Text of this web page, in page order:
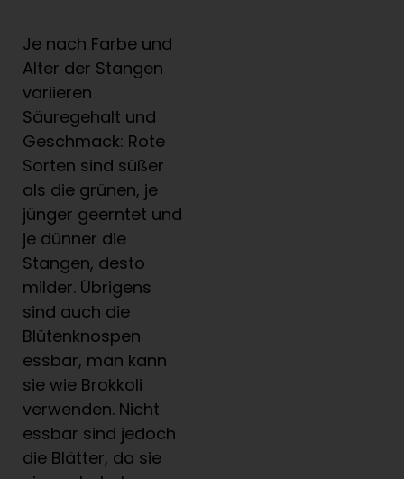
Je nach Farbe und
Alter der Stangen
variieren
Säuregehalt und
Geschmack: Rote
Sorten sind süßer
als die grünen, je
jünger geerntet und
je dünner die
Stangen, desto
milder. Übrigens
sind auch die
Blütenknospen
essbar, man kann
sie wie Brokkoli
verwenden. Nicht
essbar sind jedoch
die Blätter, da sie